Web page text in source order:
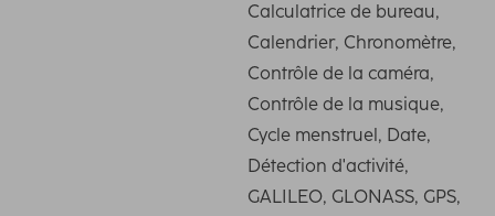
Calculatrice de bureau,
Calendrier, Chronomètre,
Contrôle de la caméra,
Contrôle de la musique,
Cycle menstruel, Date,
Détection d'activité,
GALILEO, GLONASS, GPS,